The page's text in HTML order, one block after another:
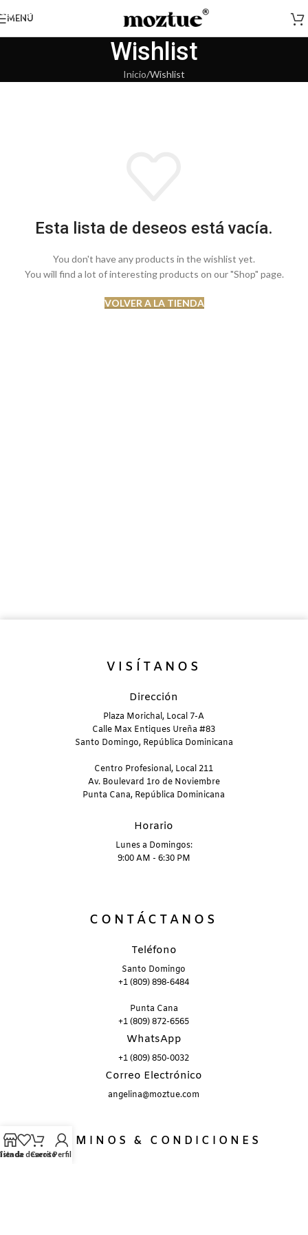
Saltar a la navegación
MENÚ
Wishlist
Inicio Wishlist
Esta lista de deseos está vacía.
You don't have any products in the wishlist yet.
You will find a lot of interesting products on our "Shop" page.
VOLVER A LA TIENDA
VISÍTANOS
Dirección
Plaza Morichal, Local 7-A
Calle Max Entiques Ureña #83
Santo Domingo, República Dominicana
Centro Profesional, Local 211
Av. Boulevard 1ro de Noviembre
Punta Cana, República Dominicana
Horario
Lunes a Domingos:
9:00 AM - 6:30 PM
CONTÁCTANOS
Teléfono
Santo Domingo
+1 (809) 898-6484
Punta Cana
+1 (809) 872-6565
WhatsApp
+1 (809) 850-0032
Correo Electrónico
angelina@moztue.com
TÉRMINOS & CONDICIONES
de deseos
CarritoPerfil